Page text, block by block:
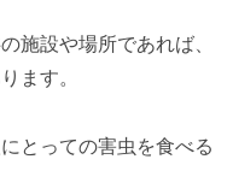
施設や場所であれば、
ます。
とっての害虫を食べる